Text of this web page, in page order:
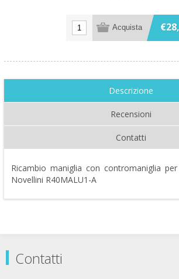
Descrizione
Recensioni
Contatti
Ricambio maniglia con contromaniglia
Novellini R40MALU1-A
Contatti